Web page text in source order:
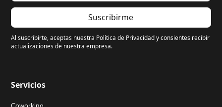
Al suscribirte, aceptas nuestra Política de Privacidad y consientes recibir
actualizaciones de nuestra empresa.
Servicios